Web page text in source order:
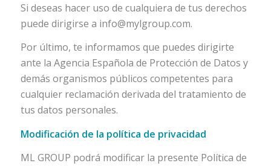
Si deseas hacer uso de cualquiera de tus derechos
puede dirigirse a info@mylgroup.com.
Por último, te informamos que puedes dirigirte
ante la Agencia Española de Protección de Datos y
demás organismos públicos competentes para
cualquier reclamación derivada del tratamiento de
tus datos personales.
Modificación de la política de privacidad
ML GROUP podrá modificar la presente Política de